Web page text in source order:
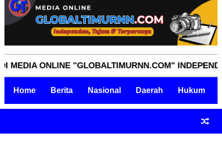
ONLINE "GLOBALTIMURNN.COM" INDEPENDEN,
Home Berita Nasional Daerah Hukum